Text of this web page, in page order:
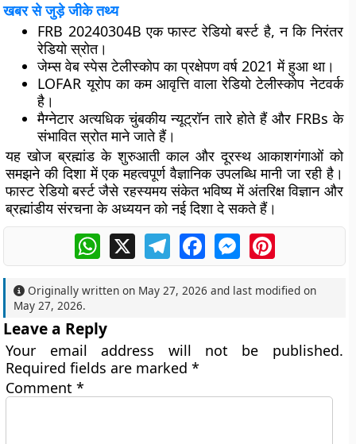
खबर से जुड़े जीके तथ्य
FRB 20240304B एक फास्ट रेडियो बर्स्ट है, न कि निरंतर
रेडियो स्रोत।
जेम्स वेब स्पेस टेलीस्कोप का प्रक्षेपण वर्ष 2021 में हुआ था।
LOFAR यूरोप का कम आवृत्ति वाला रेडियो टेलीस्कोप नेटवर्क
है।
मैग्नेटार अत्यधिक चुंबकीय न्यूट्रॉन तारे होते हैं और FRBs के
संभावित स्रोत माने जाते हैं।
यह खोज ब्रह्मांड के शुरुआती काल और दूरस्थ आकाशगंगाओं को
समझने की दिशा में एक महत्वपूर्ण वैज्ञानिक उपलब्धि मानी जा रही है।
फास्ट रेडियो बर्स्ट जैसे रहस्यमय संकेत भविष्य में अंतरिक्ष विज्ञान और
ब्रह्मांडीय संरचना के अध्ययन को नई दिशा दे सकते हैं।
WhatsApp
X TelegramFacebookMessengerPinterest
Originally written on May 27, 2026 and last modified on
May 27, 2026.
Leave a Reply
Your email address will not be published.
Required fields are marked*
Comment*